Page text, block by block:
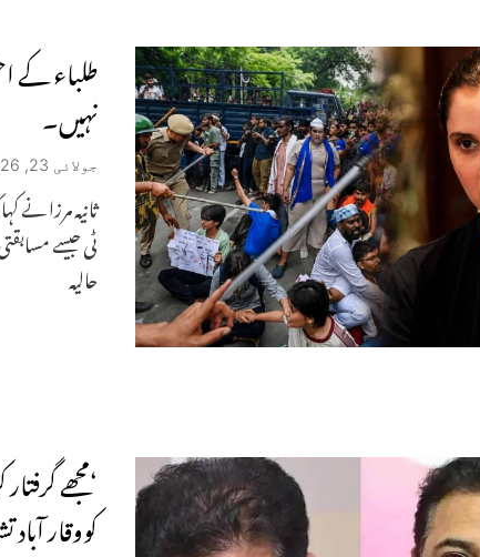
طلباء کے
نہیں۔
جولائی 23, 2026
ثانیہ مرزا
ٹی جیسے
حالیہ
‘مجھے
کووقار آباد